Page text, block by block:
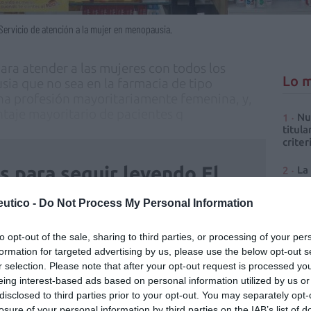
- Do Not Process My Personal Information
opt-out of the sale, sharing to third parties, or processing of your
for targeted advertising by us, please use the below opt-out
selection. Please note that after your opt-out request is processed
interest-based ads based on personal information utilized by us
to third parties prior to your opt-out. You may separately
de atención a la mujer en menopausia.
para seguir leyendo El
INICIAR SESIÓN
Lo